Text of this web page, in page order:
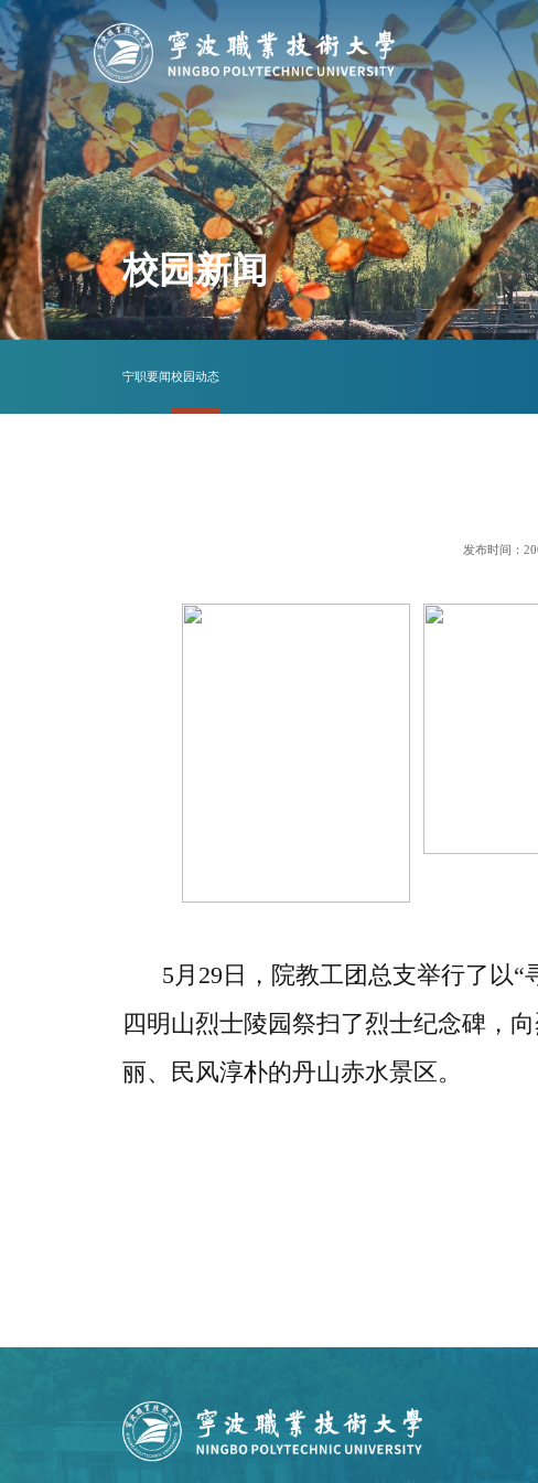
校园新闻
宁职要闻校园动态
发布时间：
5月29日，院教工团总支举行了以“
四明山烈士陵园祭扫了烈士纪念碑，
丽、民风淳朴的丹山赤水景区。